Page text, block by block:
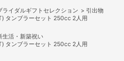
ライダルギフトセレクション > 引出物
タンブラーセット 250cc 2人用
生活・新築祝い
タンブラーセット 250cc 2人用